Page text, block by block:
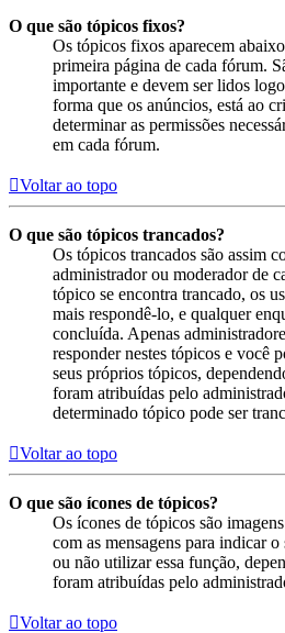
O que são tópicos fixos?
Os tópicos fixos aparecem
primeira página de cada fórum.
importante e devem ser lidos
forma que os anúncios, está ao
determinar as permissões
em cada fórum.
Voltar ao topo
O que são tópicos trancados?
Os tópicos trancados são assim
administrador ou moderador de
tópico se encontra trancado, os
mais respondê-lo, e qualquer
concluída. Apenas
responder nestes tópicos e você
seus próprios tópicos,
foram atribuídas pelo
determinado tópico pode ser
Voltar ao topo
O que são ícones de tópicos?
Os ícones de tópicos são
com as mensagens para indicar
ou não utilizar essa função,
foram atribuídas pelo
Voltar ao topo